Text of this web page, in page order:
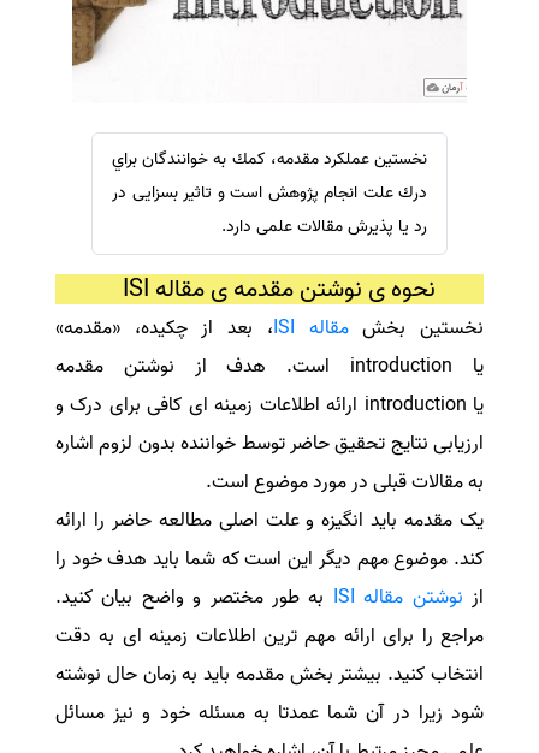
ترجمه عربی به فارسی
سفارش ویرایش
سفارش فرمت‌بندی
سفارش کاهش کمیت
سفارش معرفی مجله
سفارش معرفی مقاله
سفارش معرفی کتاب
سفارش چکیده مبسوط
سفارش ترجمه مولتی‌مدیا
سفارش گویندگی
سفارش تولید محتوا
سفارش ترجمه همزمان
سفارش چکیده گرافیکی
سفارش تهیه کاورلتر
سفارش انگیزه‌نامه‌SOP
نخستين عملكرد مقدمه، كمك به خوانندگان براي
درك علت انجام پژوهش است و تاثیر بسزایی در
رد یا پذیرش مقالات علمی دارد.
نحوه ی نوشتن مقدمه ی مقاله ISI
نخستین بخشمقاله ISI
، بعد از چکیده، «مقدمه»
یا
است. هدف از نوشتن مقدمه
یا
ارائه اطلاعات زمینه ای کافی برای درک و
ارزیابی نتایج تحقیق حاضر توسط خواننده بدون لزوم اشاره
به مقالات قبلی در مورد موضوع است.
یک مقدمه باید انگیزه و علت اصلی مطالعه حاضر را ارائه
کند. موضوع مهم دیگر این است که شما باید هدف خود را
ازنوشتن مقاله ISI
به طور مختصر و واضح بیان کنید.
مراجع را برای ارائه مهم ترین اطلاعات زمینه ای به دقت
انتخاب کنید. بیشتر بخش مقدمه باید به زمان حال نوشته
شود زیرا در آن شما عمدتا به مسئله خود و نیز مسائل